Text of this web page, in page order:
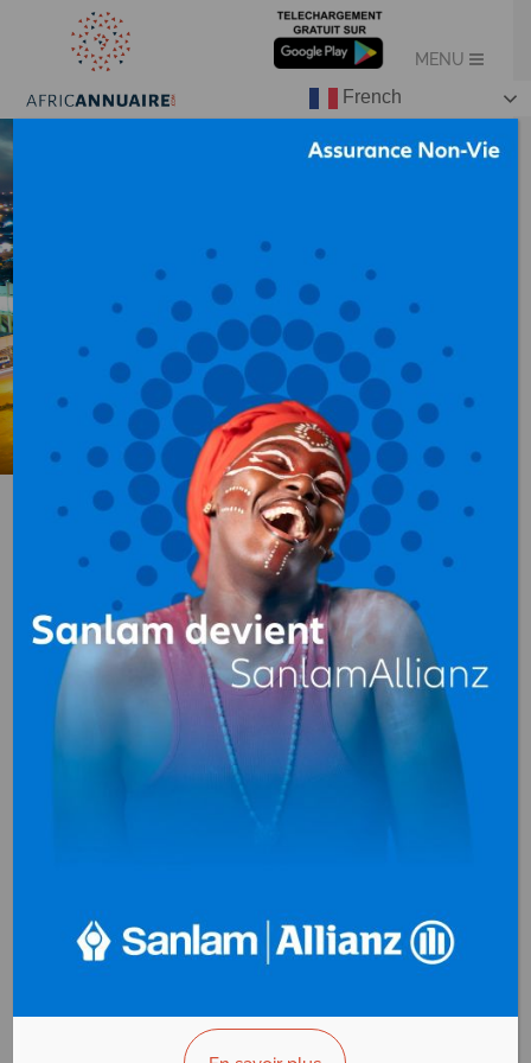
INFRA TP
Terrassement
B.P. 2050 Libreville
Gabon
+(241)074 334 410
>>> Vous êtes le propriétaire ?
French